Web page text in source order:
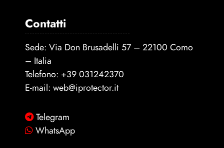
Contatti
Sede: Via Don Brusadelli 57 – 22100 Como
– Italia
Telefono: +39 031242370
E-mail: web@iprotector.it
Telegram
WhatsApp